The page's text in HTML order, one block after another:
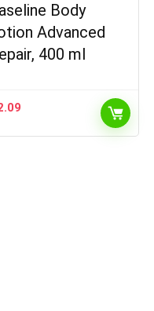
Body
Advanced
400 ml